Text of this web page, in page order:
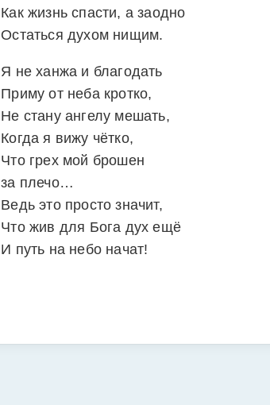
Как жизнь спасти, а заодно
Остаться духом нищим.
Я не ханжа и благодать
Приму от неба кротко,
Не стану ангелу мешать,
Когда я вижу чётко,
Что грех мой брошен
за плечо…
Ведь это просто значит,
Что жив для Бога дух ещё
И путь на небо начат!